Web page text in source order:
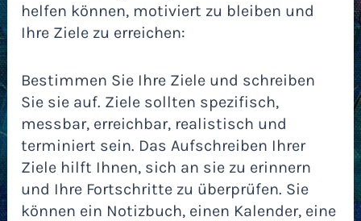
helfen können, motiviert zu bleiben und
Ihre Ziele zu erreichen:
Bestimmen Sie Ihre Ziele und schreiben
Sie sie auf. Ziele sollten spezifisch,
messbar, erreichbar, realistisch und
terminiert sein. Das Aufschreiben Ihrer
Ziele hilft Ihnen, sich an sie zu erinnern
und Ihre Fortschritte zu überprüfen. Sie
können ein Notizbuch, einen Kalender, eine